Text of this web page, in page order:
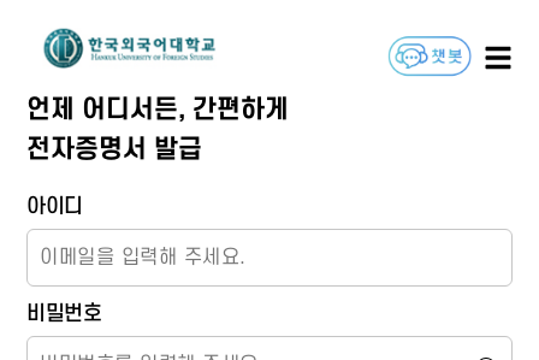
언제 어디서든, 간편하게
전자증명서 발급
아이디
비밀번호